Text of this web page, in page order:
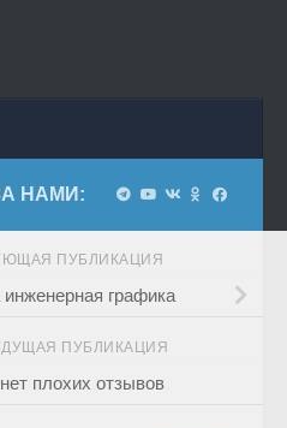
НАМИ:
ПУБЛИКАЦИЯ
инженерная графика
ПУБЛИКАЦИЯ
плохих отзывов